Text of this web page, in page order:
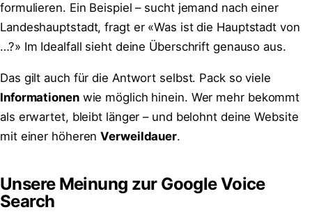
formulieren. Ein Beispiel – sucht jemand nach einer
Landeshauptstadt, fragt er «Was ist die Hauptstadt von
…?» Im Idealfall sieht deine Überschrift genauso aus.
Das gilt auch für die Antwort selbst. Pack so viele
Informationenwie möglich hinein. Wer mehr bekommt
als erwartet, bleibt länger – und belohnt deine Website
mit einer höherenVerweildauer.
Unsere Meinung zur Google Voice
Search